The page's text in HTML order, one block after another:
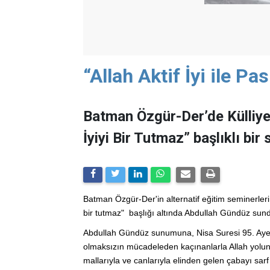
“Allah Aktif İyi ile
Batman Özgür-Der’de
İyiyi Bir Tutmaz” başlıklı bir
Batman Özgür-Der'in alternatif eğitim
bir tutmaz" başlığı altında Abdullah Gündüz
Abdullah Gündüz sunumuna, Nisa Suresi 95.
olmaksızın mücadeleden kaçınanlarla Allah
mallarıyla ve canlarıyla elinden gelen çabayı